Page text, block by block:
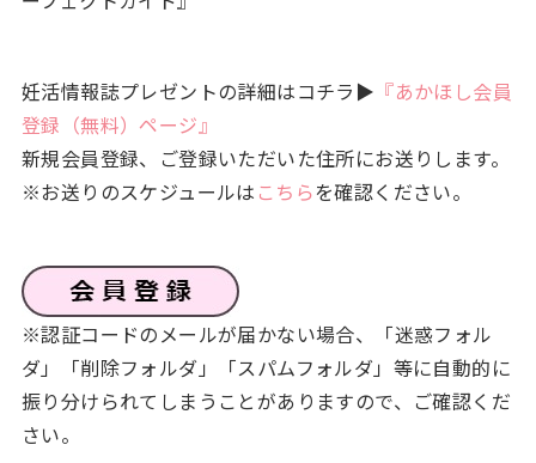
妊活情報誌プレゼントの詳細はコチラ▶ 『あかほし会員
登録（無料）ページ』
新規会員登録、ご登録いただいた住所にお送りします。
※お送りのスケジュールは こちらを確認ください。
※認証コードのメールが届かない場合、「迷惑フォル
ダ」「削除フォルダ」「スパムフォルダ」等に自動的に
振り分けられてしまうことがありますので、ご確認くだ
さい。